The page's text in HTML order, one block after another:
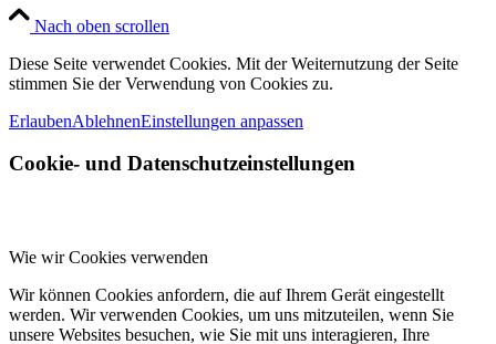
Nach oben scrollen
Diese Seite verwendet Cookies. Mit der Weiternutzung der Seite
stimmen Sie der Verwendung von Cookies zu.
ErlaubenAblehnenEinstellungen anpassen
Cookie- und Datenschutzeinstellungen
Wie wir Cookies verwenden
Wir können Cookies anfordern, die auf Ihrem Gerät eingestellt
werden. Wir verwenden Cookies, um uns mitzuteilen, wenn Sie
unsere Websites besuchen, wie Sie mit uns interagieren, Ihre